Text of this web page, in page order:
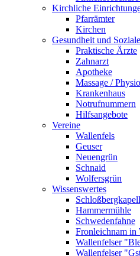
Kirchliche
Pfarrämter
Kirchen
Gesundheit und
Praktische Ärzte
Zahnarzt
Apotheke
Massage /
Krankenhaus
Notrufnummern
Hilfsangebote
Vereine
Wallenfels
Geuser
Neuengrün
Schnaid
Wolfersgrün
Wissenswertes
Hammermühle
Schwedenfahne
Fronleichnam in
Wallenfelser
Wallenfelser